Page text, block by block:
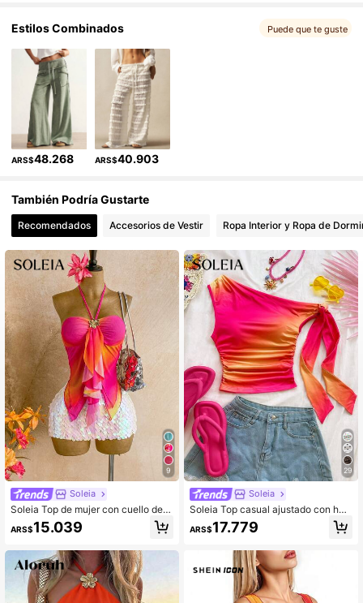
4,91 2.4M Seguidores
2.4M Seguidores
Estilos Combinados Puede que te guste
ARS$48.268 ARS$40.903
También Podría Gustarte
Recomendados Accesorios de Vestir Ropa Interior y Ropa de
9
Soleia
Soleia Top de mujer con cuello de h
alter, bajo asimétrico y decoración
metálica degradada, para playa y re
ARS$15.039
29
Soleia
Soleia Top casual ajustado con ho
mbro asimétrico y plisado teñido an
udado para mujer
ARS$17.779